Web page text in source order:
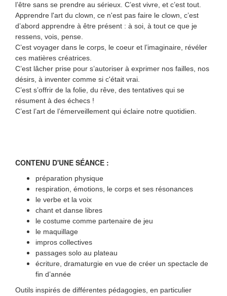
l’être sans se prendre au sérieux. C’est vivre, et c’est tout.
Apprendre l'art du clown, ce n'est pas faire le clown, c’est
d’abord apprendre à être présent : à soi, à tout ce que je
ressens, vois, pense.
C’est voyager dans le corps, le coeur et l’imaginaire, révéler
ces matières créatrices.
C’est lâcher prise pour s’autoriser à exprimer nos failles, nos
désirs, à inventer comme si c'était vrai.
C’est s’offrir de la folie, du rêve, des tentatives qui se
résument à des échecs !
C’est l’art de l’émerveillement qui éclaire notre quotidien.
CONTENU D'UNE SÉANCE :
préparation physique
respiration, émotions, le corps et ses résonances
le verbe et la voix
chant et danse libres
le costume comme partenaire de jeu
le maquillage
impros collectives
passages solo au plateau
écriture, dramaturgie en vue de créer un spectacle de
fin d’année
Outils inspirés de différentes pédagogies, en particulier